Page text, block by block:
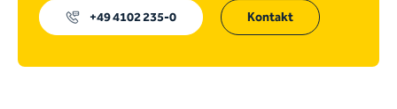
+49 4102 235-0 Kontakt